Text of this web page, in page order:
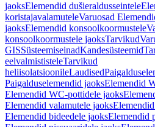
jaoksElemendid dušieraldusseintele
koristajavalamuteleVaruosad
jaoksElemendid konsoolkoormustele
konsoolkoormustele jaoksTarvikud
GISSüsteemiseinadKandesüsteemid
eelvalmististeleTarvikud
heliisolatsioonileLaudised
Paigalduselemendid jaoksElemendid
Elemendid WC-pottidele jaoks
Elemendid valamutele jaoks
Elemendid bideedele jaoksElemendid